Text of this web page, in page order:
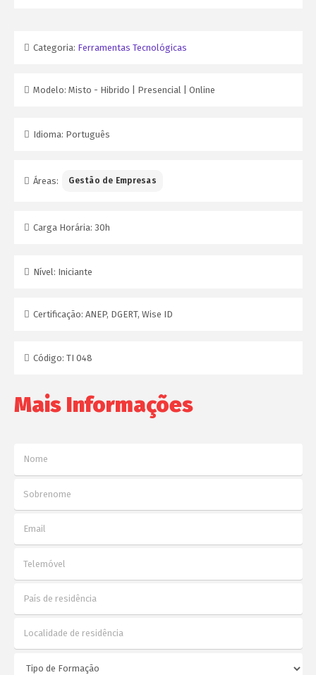
Categoria: Ferramentas Tecnológicas
Modelo: Misto - Hibrido | Presencial | Online
Idioma: Português
Áreas: Gestão de Empresas
Carga Horária: 30h
Nível: Iniciante
Certificação: ANEP, DGERT, Wise ID
Código: TI 048
Mais Informações